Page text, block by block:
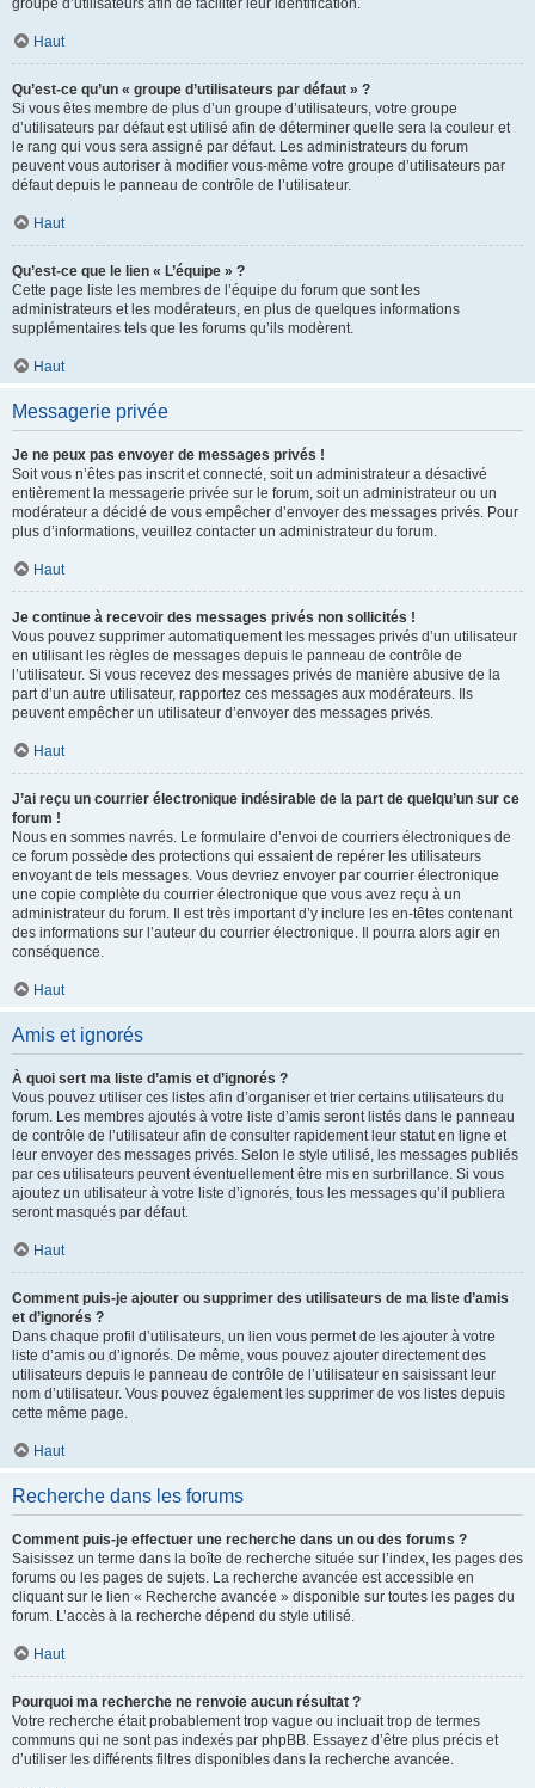
groupe d’utilisateurs afin de faciliter leur identification.
Haut
Qu’est-ce qu’un « groupe d’utilisateurs par défaut » ?
Si vous êtes membre de plus d’un groupe d’utilisateurs, votre groupe
d’utilisateurs par défaut est utilisé afin de déterminer quelle sera la couleur et
le rang qui vous sera assigné par défaut. Les administrateurs du forum
peuvent vous autoriser à modifier vous-même votre groupe d’utilisateurs par
défaut depuis le panneau de contrôle de l’utilisateur.
Haut
Qu’est-ce que le lien « L’équipe » ?
Cette page liste les membres de l’équipe du forum que sont les
administrateurs et les modérateurs, en plus de quelques informations
supplémentaires tels que les forums qu’ils modèrent.
Haut
Messagerie privée
Je ne peux pas envoyer de messages privés !
Soit vous n’êtes pas inscrit et connecté, soit un administrateur a désactivé
entièrement la messagerie privée sur le forum, soit un administrateur ou un
modérateur a décidé de vous empêcher d’envoyer des messages privés. Pour
plus d’informations, veuillez contacter un administrateur du forum.
Haut
Je continue à recevoir des messages privés non sollicités !
Vous pouvez supprimer automatiquement les messages privés d’un utilisateur
en utilisant les règles de messages depuis le panneau de contrôle de
l’utilisateur. Si vous recevez des messages privés de manière abusive de la
part d’un autre utilisateur, rapportez ces messages aux modérateurs. Ils
peuvent empêcher un utilisateur d’envoyer des messages privés.
Haut
J’ai reçu un courrier électronique indésirable de la part de quelqu’un sur ce
forum !
Nous en sommes navrés. Le formulaire d’envoi de courriers électroniques de
ce forum possède des protections qui essaient de repérer les utilisateurs
envoyant de tels messages. Vous devriez envoyer par courrier électronique
une copie complète du courrier électronique que vous avez reçu à un
administrateur du forum. Il est très important d’y inclure les en-têtes contenant
des informations sur l’auteur du courrier électronique. Il pourra alors agir en
conséquence.
Haut
Amis et ignorés
À quoi sert ma liste d’amis et d’ignorés ?
Vous pouvez utiliser ces listes afin d’organiser et trier certains utilisateurs du
forum. Les membres ajoutés à votre liste d’amis seront listés dans le panneau
de contrôle de l’utilisateur afin de consulter rapidement leur statut en ligne et
leur envoyer des messages privés. Selon le style utilisé, les messages publiés
par ces utilisateurs peuvent éventuellement être mis en surbrillance. Si vous
ajoutez un utilisateur à votre liste d’ignorés, tous les messages qu’il publiera
seront masqués par défaut.
Haut
Comment puis-je ajouter ou supprimer des utilisateurs de ma liste d’amis
et d’ignorés ?
Dans chaque profil d’utilisateurs, un lien vous permet de les ajouter à votre
liste d’amis ou d’ignorés. De même, vous pouvez ajouter directement des
utilisateurs depuis le panneau de contrôle de l’utilisateur en saisissant leur
nom d’utilisateur. Vous pouvez également les supprimer de vos listes depuis
cette même page.
Haut
Recherche dans les forums
Comment puis-je effectuer une recherche dans un ou des forums ?
Saisissez un terme dans la boîte de recherche située sur l’index, les pages des
forums ou les pages de sujets. La recherche avancée est accessible en
cliquant sur le lien « Recherche avancée » disponible sur toutes les pages du
forum. L’accès à la recherche dépend du style utilisé.
Haut
Pourquoi ma recherche ne renvoie aucun résultat ?
Votre recherche était probablement trop vague ou incluait trop de termes
communs qui ne sont pas indexés par phpBB. Essayez d’être plus précis et
d’utiliser les différents filtres disponibles dans la recherche avancée.